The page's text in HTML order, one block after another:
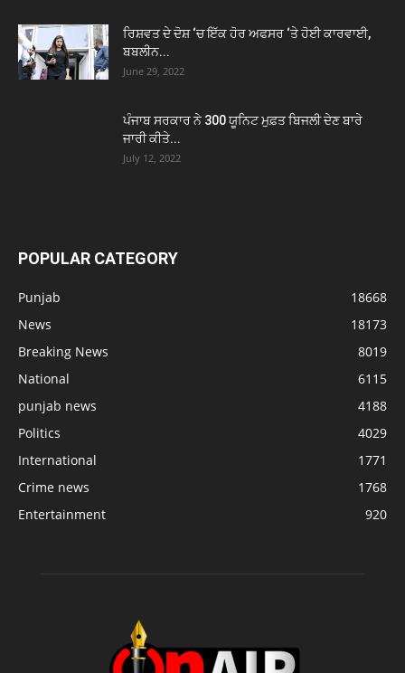
ਰਿਸ਼ਵਤ ਦੇ ਦੋਸ਼ ‘ਚ ਇੱਕ ਹੋਰ ਅਫਸਰ ‘ਤੇ ਹੋਈ ਕਾਰਵਾਈ,
ਬਬਲੀਨ...
June 29, 2022
ਪੰਜਾਬ ਸਰਕਾਰ ਨੇ 300 ਯੂਨਿਟ ਮੁਫ਼ਤ ਬਿਜਲੀ ਦੇਣ ਬਾਰੇ
ਜਾਰੀ ਕੀਤੇ...
July 12, 2022
POPULAR CATEGORY
Punjab
18668
News
18173
Breaking News
8019
National
6115
punjab news
4188
Politics
4029
International
1771
Crime news
1768
Entertainment
920